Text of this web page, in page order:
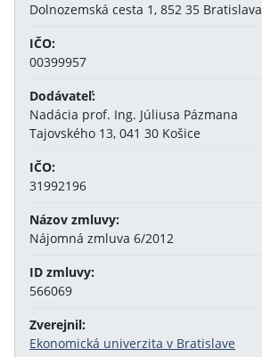
Dolnozemská cesta 1, 852 35 Bratislava
IČO:
00399957
Dodávateľ:
Nadácia prof. Ing. Júliusa Pázmana
Tajovského 13, 041 30 Košice
IČO:
31992196
Názov zmluvy:
Nájomná zmluva 6/2012
ID zmluvy:
566069
Zverejnil:
Ekonomická univerzita v Bratislave